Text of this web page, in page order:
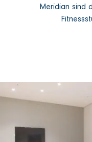
Meridian sind